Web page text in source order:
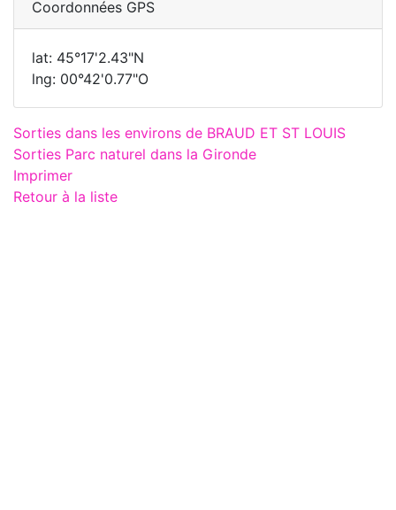
Coordonnées GPS
lat: 45°17'2.43"N
lng: 00°42'0.77"O
Sorties dans les environs de BRAUD ET ST LOUIS
Sorties Parc naturel dans la Gironde
Imprimer
Retour à la liste